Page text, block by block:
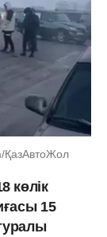
ҚазАвтоЖол
көлік
15